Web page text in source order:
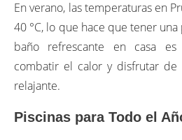
En verano, las temperaturas en
40 °C, lo que hace que tener
baño refrescante en casa
combatir el calor y disfrutar
relajante.
Piscinas para Todo el